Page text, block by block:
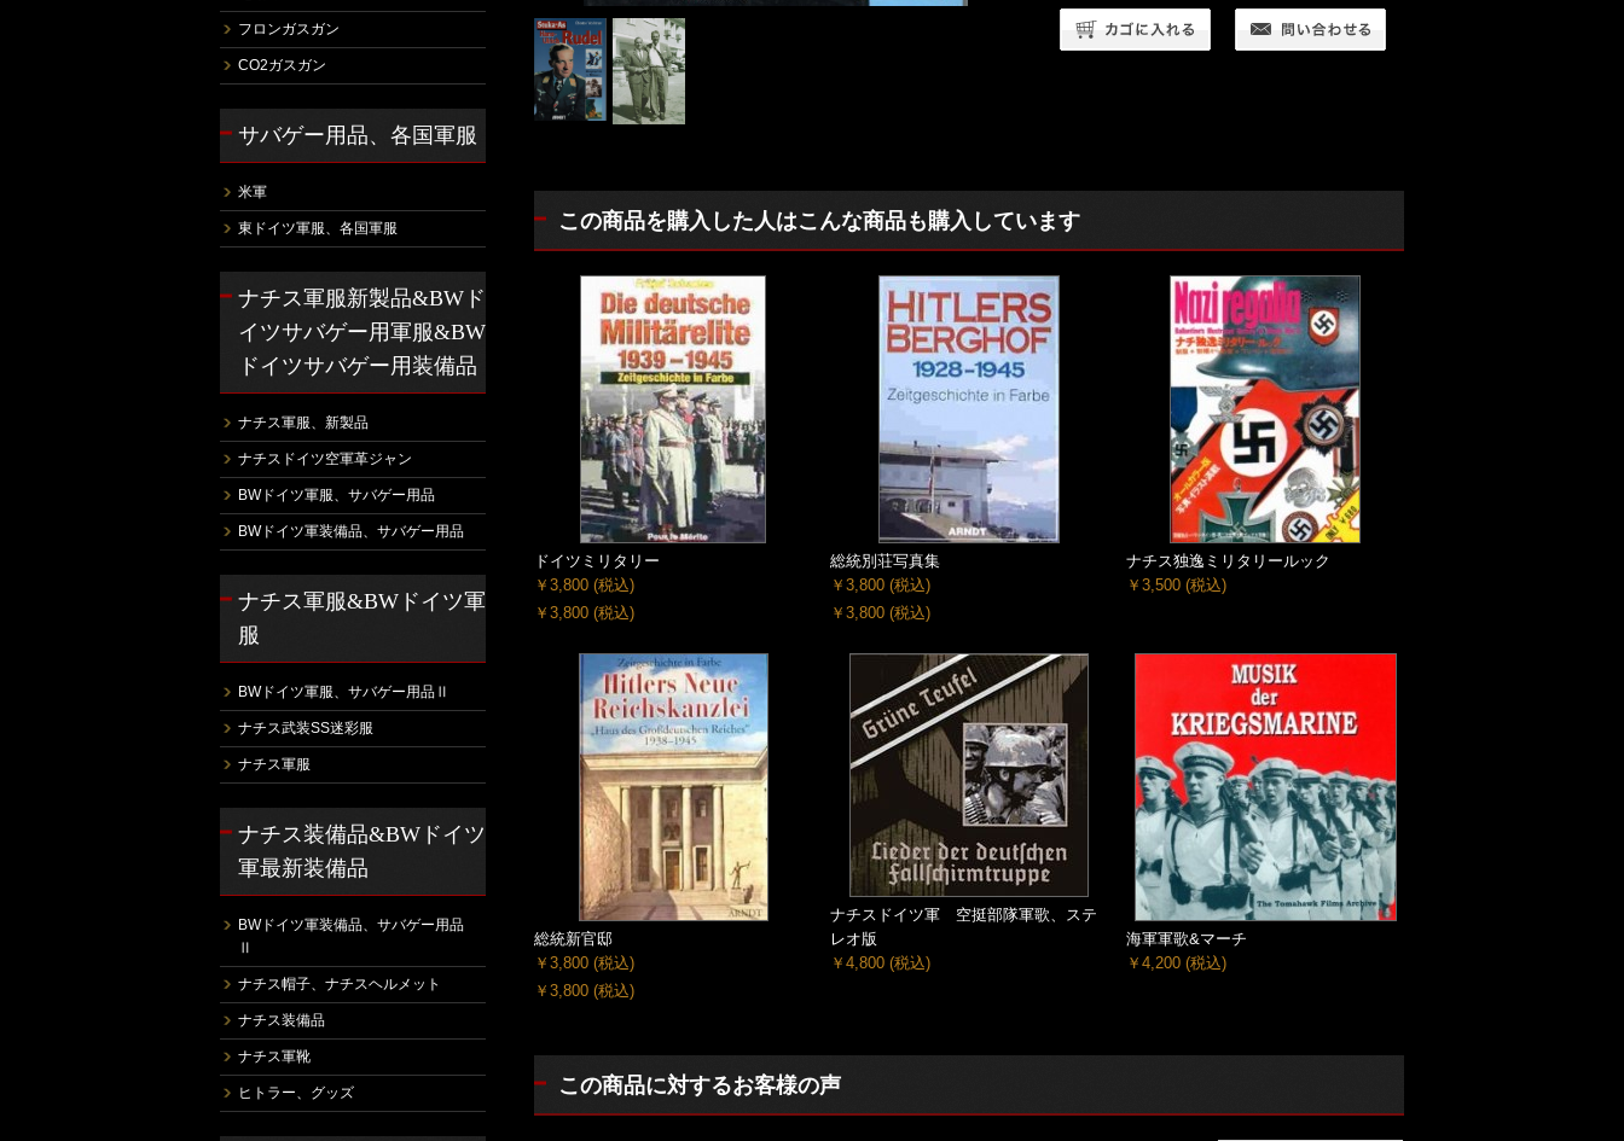
この商品を購入した人はこんな商品も購入しています
ドイツミリタリー
￥3,800 (税込)
￥3,800 (税込)
総統別荘写真集
￥3,800 (税込)
￥3,800 (税込)
ナチス独逸ミリタリールック
￥3,500 (税込)
総統新官邸
￥3,800 (税込)
￥3,800 (税込)
ナチスドイツ軍 空挺部隊軍歌、ステ
レオ版
￥4,800 (税込)
海軍軍歌&マーチ
￥4,200 (税込)
この商品に対するお客様の声
フロンガスガン
CO2ガスガン
サバゲー用品、各国軍服
米軍
東ドイツ軍服、各国軍服
ナチス軍服新製品&BWド
イツサバゲー用軍服&BW
ドイツサバゲー用装備品
ナチス軍服、新製品
ナチスドイツ空軍革ジャン
BWドイツ軍服、サバゲー用品
BWドイツ軍装備品、サバゲー用品
ナチス軍服&BWドイツ軍
服
BWドイツ軍服、サバゲー用品Ⅱ
ナチス武装SS迷彩服
ナチス軍服
ナチス装備品&BWドイツ
軍最新装備品
BWドイツ軍装備品、サバゲー用品
Ⅱ
ナチス帽子、ナチスヘルメット
ナチス装備品
ナチス軍靴
ヒトラー、グッズ